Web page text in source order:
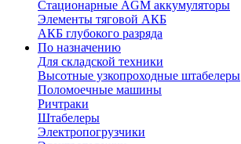
Стационарные AGM аккумуляторы
Элементы тяговой АКБ
АКБ глубокого разряда
По назначению
Для складской техники
Высотные узкопроходные штабелеры
Поломоечные машины
Ричтраки
Штабелеры
Электропогрузчики